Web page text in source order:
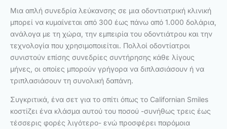
Μια απλή συνεδρία λεύκανσης σε μια οδοντιατρική κλινική
μπορεί να κυμαίνεται από 300 έως πάνω από 1.000 δολάρια,
ανάλογα με τη χώρα, την εμπειρία του οδοντιάτρου και την
τεχνολογία που χρησιμοποιείται. Πολλοί οδοντίατροι
συνιστούν επίσης συνεδρίες συντήρησης κάθε λίγους
μήνες, οι οποίες μπορούν γρήγορα να διπλασιάσουν ή να
τριπλασιάσουν τη συνολική δαπάνη.
Συγκριτικά, ένα σετ για το σπίτι όπως το Californian Smiles
κοστίζει ένα κλάσμα αυτού του ποσού -συνήθως τρεις έως
τέσσερις φορές λιγότερο- ενώ προσφέρει παρόμοια